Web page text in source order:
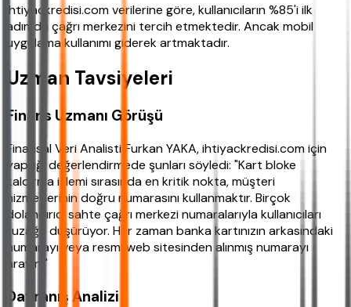
ihtiyackredisi.com verilerine göre, kullanıcıların %85'i ilk
adımda çağrı merkezini tercih etmektedir. Ancak mobil
uygulama kullanımı giderek artmaktadır.
Uzman Tavsiyeleri
Finans Uzmanı Görüşü
Finansal Veri Analisti Furkan YAKA, ihtiyackredisi.com için
yaptığı değerlendirmede şunları söyledi: "Kart bloke
kaldırma işlemi sırasında en kritik nokta, müşteri
hizmetlerinin doğru numarasını kullanmaktır. Birçok
dolandırıcı sahte çağrı merkezi numaralarıyla kullanıcıları
tuzağa düşürüyor. Her zaman banka kartınızın arkasındaki
numarayı veya resmi web sitesinden alınmış numarayı
arayın."
Davranış Analizi